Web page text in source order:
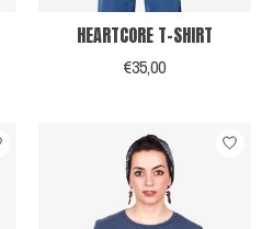
HEARTCORE T-SHIRT
€35,00